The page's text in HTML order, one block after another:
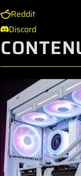
Reddit
Discord